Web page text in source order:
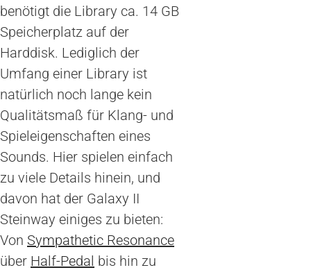
benötigt die Library ca. 14 GB
Speicherplatz auf der
Harddisk. Lediglich der
Umfang einer Library ist
natürlich noch lange kein
Qualitätsmaß für Klang- und
Spieleigenschaften eines
Sounds. Hier spielen einfach
zu viele Details hinein, und
davon hat der Galaxy II
Steinway einiges zu bieten:
Von Sympathetic Resonance
über Half-Pedal bis hin zu